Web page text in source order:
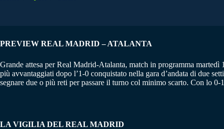
PREVIEW REAL MADRID – ATALANTA
Grande attesa per Real Madrid-Atalanta, match in programma
più avvantaggiati dopo l’1-0 conquistato nella gara d’andata di due
segnare due o più reti per passare il turno col minimo scarto. Con lo
LA VIGILIA DEL REAL MADRID